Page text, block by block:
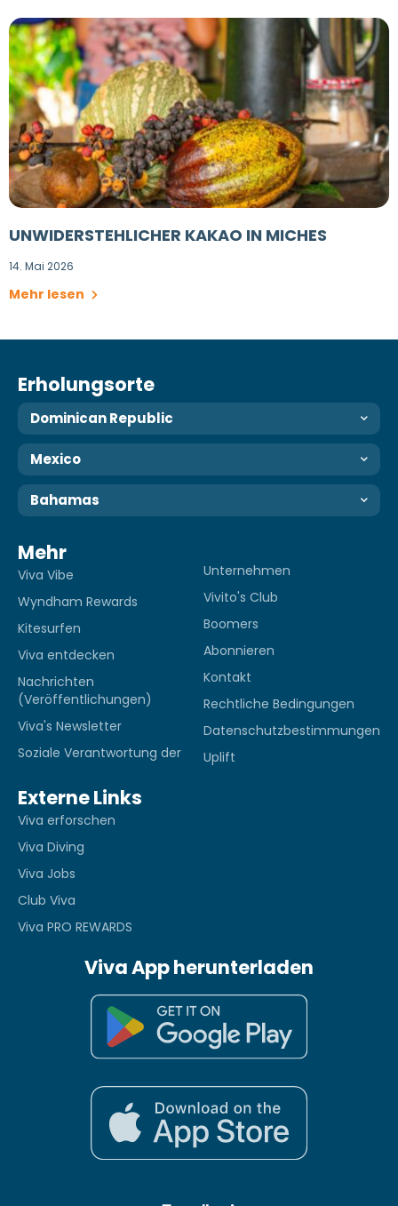
UNWIDERSTEHLICHER KAKAO IN MICHES
14. Mai 2026
Mehr lesen
Erholungsorte
Dominican Republic
Mexico
Bahamas
Mehr
Viva Vibe
Wyndham Rewards
Kitesurfen
Viva entdecken
Nachrichten
(Veröffentlichungen)
Viva's Newsletter
Soziale Verantwortung der
Unternehmen
Vivito's Club
Boomers
Abonnieren
Kontakt
Rechtliche Bedingungen
Datenschutzbestimmungen
Uplift
Externe Links
Viva erforschen
Viva Diving
Viva Jobs
Club Viva
Viva PRO REWARDS
Viva App herunterladen